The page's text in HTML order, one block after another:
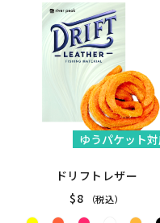
ゆうパケット
ドリフトレザー
$8 （税込）